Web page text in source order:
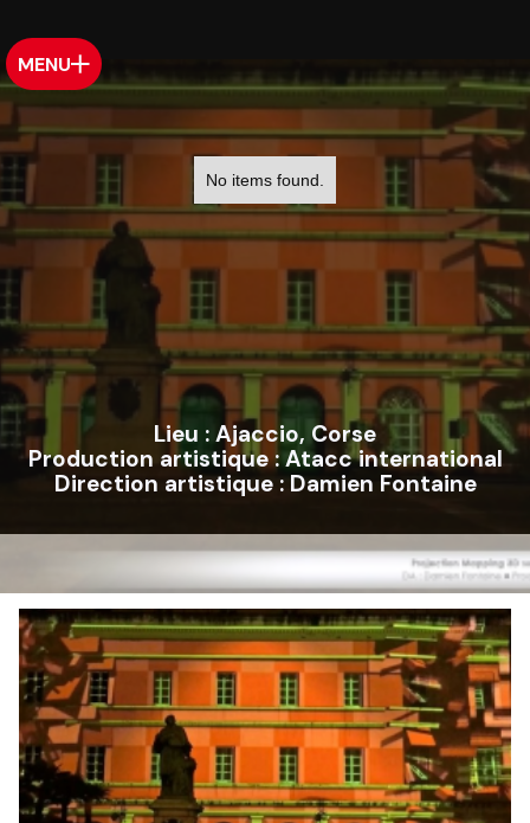
MENU
No items found.
Lieu : Ajaccio, Corse
Production artistique :Atacc international
Direction artistique :Damien Fontaine